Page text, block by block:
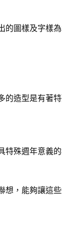
的圖樣及字樣
的造型是有著
殊週年意義的
想，能夠讓這